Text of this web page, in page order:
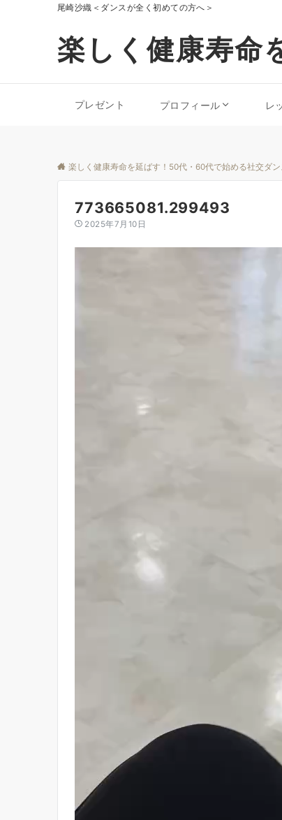
尾崎沙織＜ダンスが全く初めての方へ＞
楽しく健康寿命
プレゼント プロフィール レ
楽しく健康寿命を延ばす！50代・60代で始める社交ダン
773665081.299493
2025年7月10日